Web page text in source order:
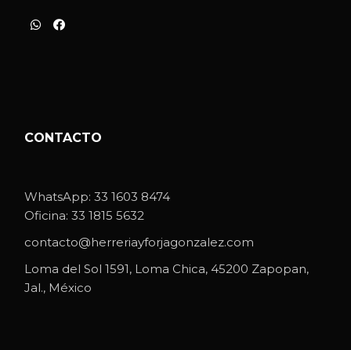
CONTACTO
WhatsApp:33 1603 8474
Oficina:33 1815 5632
contacto@herreriayforjagonzalez.com
Loma del Sol 1591, Loma Chica, 45200 Zapopan,
Jal., México